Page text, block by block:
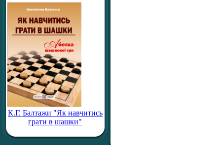
К.Г. Балтажи "Як навчитись
грати в шашки"